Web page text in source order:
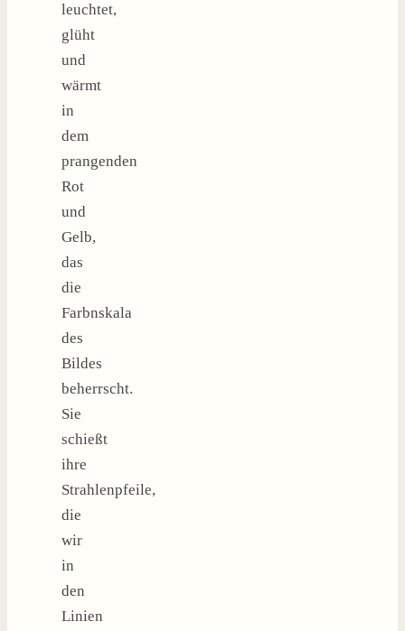
leuchtet,
glüht
und
wärmt
in
dem
prangenden
Rot
und
Gelb,
das
die
Farbnskala
des
Bildes
beherrscht.
Sie
schießt
ihre
Strahlenpfeile,
die
wir
in
den
Linien